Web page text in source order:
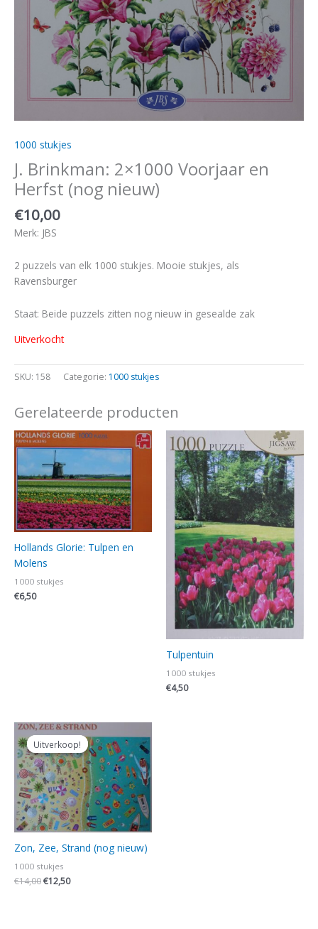
1000 stukjes
J. Brinkman: 2×1000 Voorjaar en
Herfst (nog nieuw)
€10,00
Merk: JBS
2 puzzels van elk 1000 stukjes. Mooie stukjes, als
Ravensburger
Staat: Beide puzzels zitten nog nieuw in gesealde zak
Uitverkocht
SKU: 158 Categorie: 1000 stukjes
Gerelateerde producten
Hollands Glorie: Tulpen en
Molens
1000 stukjes
€6,50
Tulpentuin
1000 stukjes
€4,50
Uitverkoop!
Uitverkoop!
Zon, Zee, Strand (nog nieuw)
1000 stukjes
€14,00
Oorspronkelijke
prijs
was:
€14,00.
€12,50
Huidige
prijs
is:
€12,50.